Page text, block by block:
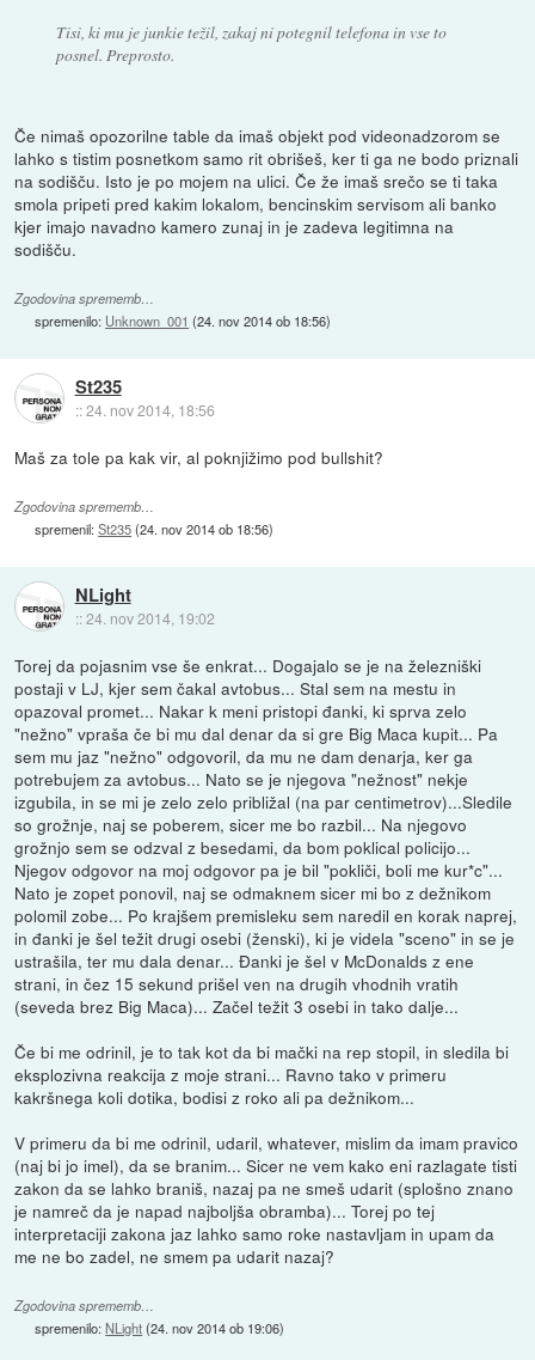
Tisi, ki mu je junkie težil, zakaj ni potegnil telefona in vse to
posnel. Preprosto.
Če nimaš opozorilne table da imaš objekt pod videonadzorom se
lahko s tistim posnetkom samo rit obrišeš, ker ti ga ne bodo priznali
na sodišču. Isto je po mojem na ulici. Če že imaš srečo se ti taka
smola pripeti pred kakim lokalom, bencinskim servisom ali banko
kjer imajo navadno kamero zunaj in je zadeva legitimna na
sodišču.
Zgodovina sprememb…
spremenilo: Unknown_001 (24. nov 2014 ob 18:56)
St235
::24. nov 2014, 18:56
Maš za tole pa kak vir, al poknjižimo pod bullshit?
Zgodovina sprememb…
spremenil:St235(24. nov 2014 ob 18:56)
NLight
::24. nov 2014, 19:02
Torej da pojasnim vse še enkrat... Dogajalo se je na železniški
postaji v LJ, kjer sem čakal avtobus... Stal sem na mestu in
opazoval promet... Nakar k meni pristopi đanki, ki sprva zelo
"nežno" vpraša če bi mu dal denar da si gre Big Maca kupit... Pa
sem mu jaz "nežno" odgovoril, da mu ne dam denarja, ker ga
potrebujem za avtobus... Nato se je njegova "nežnost" nekje
izgubila, in se mi je zelo zelo približal (na par centimetrov)...Sledile
so grožnje, naj se poberem, sicer me bo razbil... Na njegovo
grožnjo sem se odzval z besedami, da bom poklical policijo...
Njegov odgovor na moj odgovor pa je bil "pokliči, boli me kur*c"...
Nato je zopet ponovil, naj se odmaknem sicer mi bo z dežnikom
polomil zobe... Po krajšem premisleku sem naredil en korak naprej,
in đanki je šel težit drugi osebi (ženski), ki je videla "sceno" in se je
ustrašila, ter mu dala denar... Đanki je šel v McDonalds z ene
strani, in čez 15 sekund prišel ven na drugih vhodnih vratih
(seveda brez Big Maca)... Začel težit 3 osebi in tako dalje...
Če bi me odrinil, je to tak kot da bi mački na rep stopil, in sledila bi
eksplozivna reakcija z moje strani... Ravno tako v primeru
kakršnega koli dotika, bodisi z roko ali pa dežnikom...
V primeru da bi me odrinil, udaril, whatever, mislim da imam pravico
(naj bi jo imel), da se branim... Sicer ne vem kako eni razlagate tisti
zakon da se lahko braniš, nazaj pa ne smeš udarit (splošno znano
je namreč da je napad najboljša obramba)... Torej po tej
interpretaciji zakona jaz lahko samo roke nastavljam in upam da
me ne bo zadel, ne smem pa udarit nazaj?
Zgodovina sprememb…
spremenilo:NLight(24. nov 2014 ob 19:06)